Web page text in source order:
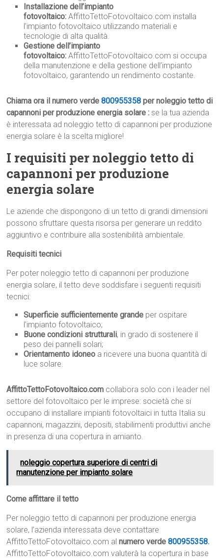
Installazione dell’impianto
fotovoltaico: AffittoTettoFotovoltaico.com installa
l’impianto fotovoltaico utilizzando materiali e
tecnologie di alta qualità.
Gestione dell’impianto
fotovoltaico: AffittoTettoFotovoltaico.com si occupa
della manutenzione e della gestione dell’impianto
fotovoltaico, garantendo un rendimento costante.
Chiama ora il numero verde800955358 per noleggio tetto di
capannoni per produzione energia solare : se la tua azienda
è interessata ad noleggio tetto di capannoni per produzione
energia solare è la scelta migliore!
I requisiti per noleggio tetto di
capannoni per produzione
energia solare
Le aziende che dispongono di un tetto di grandi dimensioni
possono sfruttare questa risorsa per generare un reddito
aggiuntivo e contribuire alla sostenibilità ambientale.
Requisiti tecnici
Per poter noleggio tetto di capannoni per produzione
energia solare, il tetto deve soddisfare i seguenti requisiti
tecnici:
Superficie sufficientemente grande per ospitare
l’impianto fotovoltaico;
Buone condizioni strutturali, in grado di sostenere il
peso dei pannelli solari;
Orientamento idoneo a ricevere una buona quantità di
luce solare.
AffittoTettoFotovoltaico.com collabora solo con i leader nel
settore del fotovoltaico per le imprese: società che si
occupano di installare impianti fotovoltaici in tutta Italia su
capannoni, magazzini, depositi, stabilimenti produttivi anche
in presenza di una copertura in amianto.
noleggio copertura superiore di centri di
manutenzione per impianto solare
Come affittare il tetto
Per noleggio tetto di capannoni per produzione energia
solare, l’azienda interessata deve contattare
AffittoTettoFotovoltaico.com alnumero verde800955358.
AffittoTettoFotovoltaico.com valuterà la copertura in base